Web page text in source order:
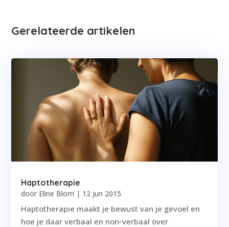
Gerelateerde artikelen
Haptotherapie
door Eline Blom | 12 jun 2015
Haptotherapie maakt je bewust van je gevoel en
hoe je daar verbaal en non-verbaal over